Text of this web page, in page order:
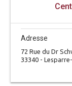
Adresse
72 Rue du Dr
33340 -